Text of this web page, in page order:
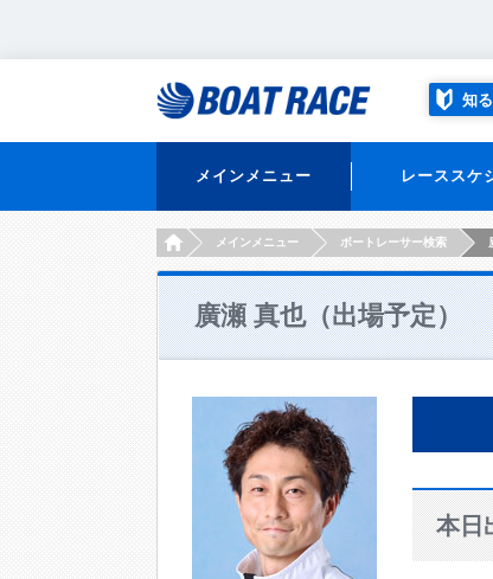
知
メインメニュー レーススケ
HOMEメインメニュー ボートレーサー検索
廣瀬 真也（出場予定）
本日